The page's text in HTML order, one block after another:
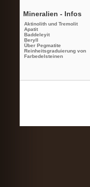
Mineralien - Infos
Aktinolith und Tremolit
Apatit
Baddeleyit
Beryll
Über Pegmatite
Reinheitsgraduierung von
Farbedelsteinen